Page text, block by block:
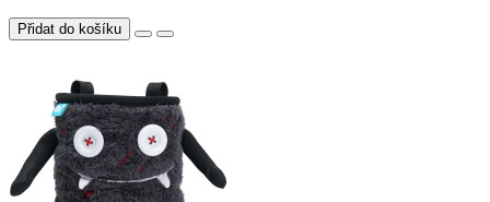
Přidat do košíku